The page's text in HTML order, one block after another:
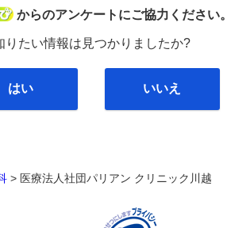
病院なび
からのアンケートにご協力ください。
りたい情報は見つかりましたか?
はい いいえ
> 医療法人社団パリアン クリニック川越